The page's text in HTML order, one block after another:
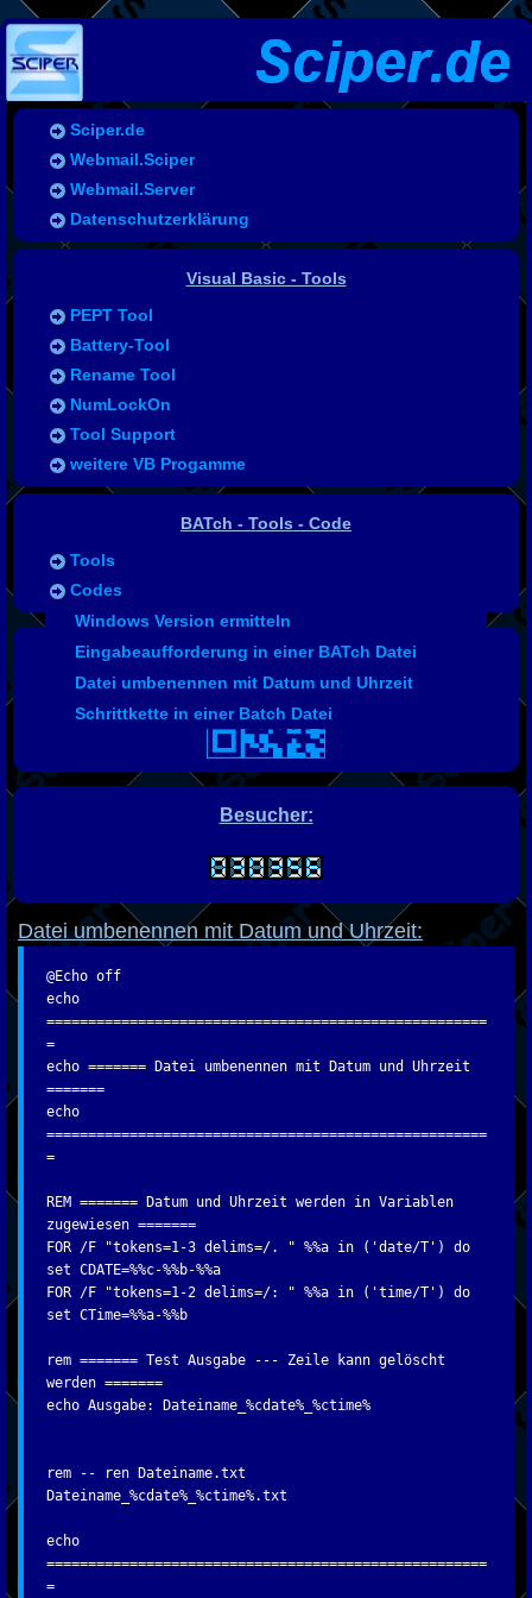
Sciper.de
Webmail.Sciper
Webmail.Server
Datenschutzerklärung
Visual Basic - Tools
PEPT Tool
Battery-Tool
Rename Tool
NumLockOn
Tool Support
weitere VB Progamme
BATch - Tools - Code
Tools
Codes
Windows Version ermitteln
Eingabeaufforderung in einer BATch Datei
Datei umbenennen mit Datum und Uhrzeit
Schrittkette in einer Batch Datei
Besucher:
Datei umbenennen mit Datum und Uhrzeit:
@Echo off
echo
=====================================================
=
echo ======= Datei umbenennen mit Datum und Uhrzeit
=======
echo
=====================================================
=
REM ======= Datum und Uhrzeit werden in Variablen
zugewiesen =======
FOR /F "tokens=1-3 delims=/. " %%a in ('date/T') do
set CDATE=%%c-%%b-%%a
FOR /F "tokens=1-2 delims=/: " %%a in ('time/T') do
set CTime=%%a-%%b
rem ======= Test Ausgabe --- Zeile kann gelöscht
werden =======
echo Ausgabe: Dateiname_%cdate%_%ctime%
rem -- ren Dateiname.txt
Dateiname_%cdate%_%ctime%.txt
echo
=====================================================
=